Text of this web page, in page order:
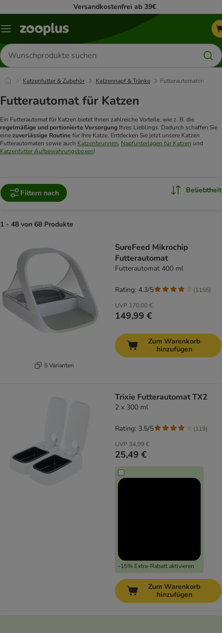
Versandkostenfrei ab 39€
Menü
Produkte
suchen
Katzenfutter & Zubehör Katzennapf & Tränke Futterautomaten
Futterautomat für Katzen
Ein Futterautomat für Katzen bietet Ihnen zahlreiche Vorteile, wie z. B. die
regelmäßige und portionierte Versorgung Ihres Lieblings. Dadurch schaffen Sie
einezuverlässige Routine für Ihre Katze. Entdecken Sie jetzt unsere Katzen
Futterautomaten sowie auch Katzenbrunnen, Napfunterlagen für Katzen und
Katzenfutter Aufbewahrungsboxen!
Filtern nach Beliebtheit
1 - 48 von 68 Produkte
5 Varianten
SureFeed Mikrochip
Futterautomat
Futterautomat 400 ml
UVP 170,00 €
149,99 €
Rating: 4.3/5 (1155)
Zum Warenkorb
hinzufügen
Trixie Futterautomat TX2
2 x 300 ml
UVP 34,99 €
25,49 €
-15% Extra-Rabatt aktivieren
Rating: 3.5/5 (119)
Zum Warenkorb
hinzufügen